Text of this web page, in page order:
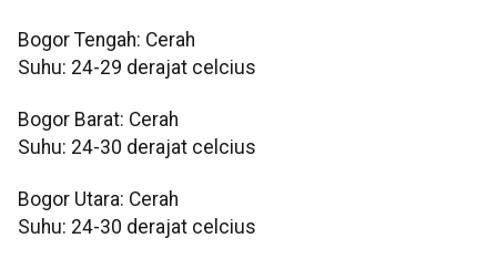
Bogor Tengah: Cerah
Suhu: 24-29 derajat celcius
Bogor Barat: Cerah
Suhu: 24-30 derajat celcius
Bogor Utara: Cerah
Suhu: 24-30 derajat celcius